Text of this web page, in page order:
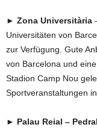
► Zona Universitària
Universitäten von
zur Verfügung. Gute
von Barcelona und
Stadion Camp Nou
Sportveranstaltungen
► Palau Reial –